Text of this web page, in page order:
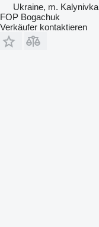
Ukraine, m. Kalynivka
FOP Bogachuk
Verkäufer kontaktieren